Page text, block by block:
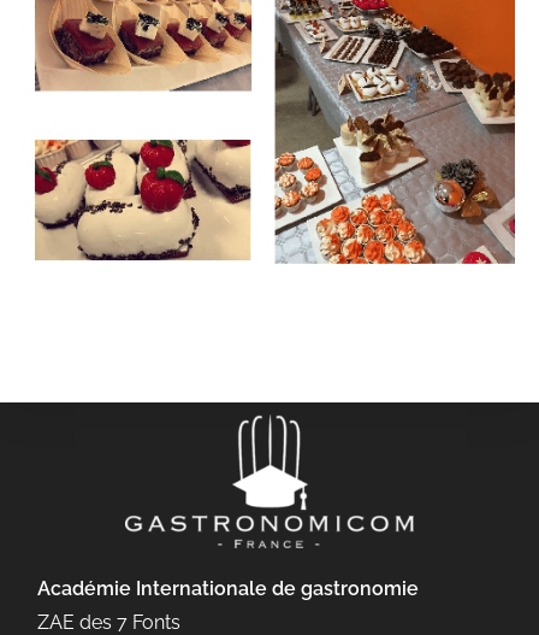
Académie Internationale de gastronomie
ZAE des 7 Fonts